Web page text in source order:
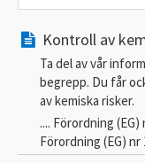
Kontroll av
Ta del av vår
begrepp. Du får
av kemiska risker.
.... Förordning
Förordning (EG) nr